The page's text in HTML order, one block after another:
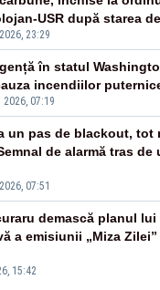
23:29
USR după starea
2026, 07:19
în statul
incendiilor
07:51
un pas de blackout, tot
de alarmă tras de
15:42
demască planul
a emisiunii „Miza